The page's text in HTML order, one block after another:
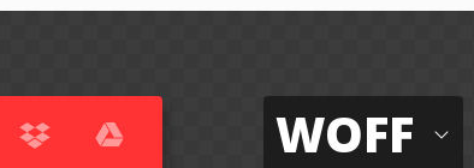
WOFF